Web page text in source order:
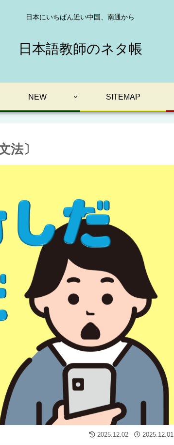
日本にいちばん近い中国、南通から
日本語教師のネタ帳
NEW SITEMAP
法〕
2025.12.02 2025.12.01